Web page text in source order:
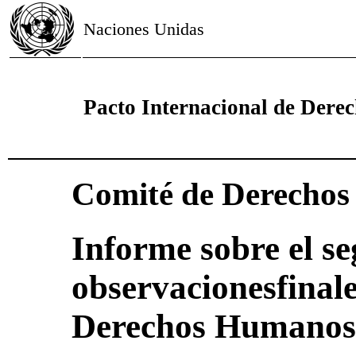
Naciones Unidas
Pacto Internacional de
Comité de
Informe sobre el
Derechos